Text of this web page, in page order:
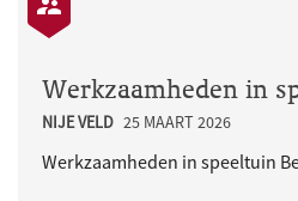
NIJE VELD 25 MAART 2026